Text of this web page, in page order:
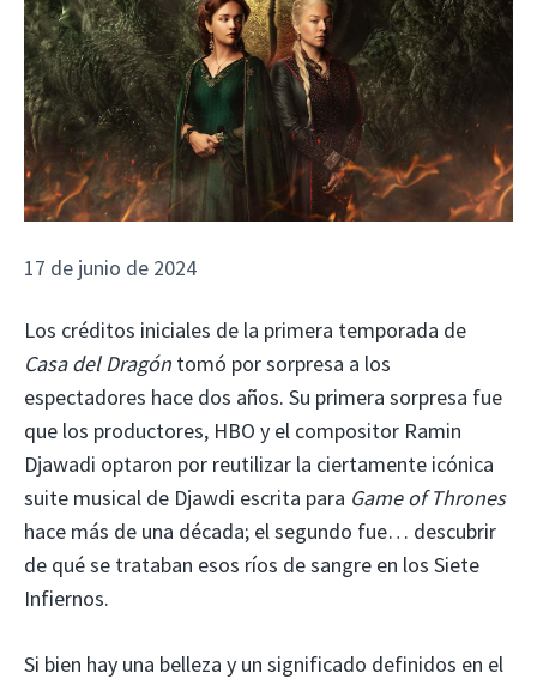
17 de junio de 2024
Los créditos iniciales de la primera temporada de
Casa del Dragón tomó por sorpresa a los
espectadores hace dos años. Su primera sorpresa fue
que los productores, HBO y el compositor Ramin
Djawadi optaron por reutilizar la ciertamente icónica
suite musical de Djawdi escrita para Game of Thrones
hace más de una década; el segundo fue… descubrir
de qué se trataban esos ríos de sangre en los Siete
Infiernos.
Si bien hay una belleza y un significado definidos en el